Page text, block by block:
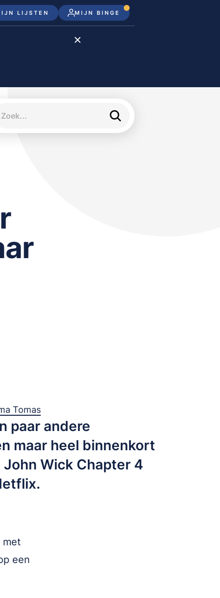
LIJSTEN MIJN BINGE
Disney+
Tomas
paar andere
maar heel binnenkort
Wick Chapter 4
met
een